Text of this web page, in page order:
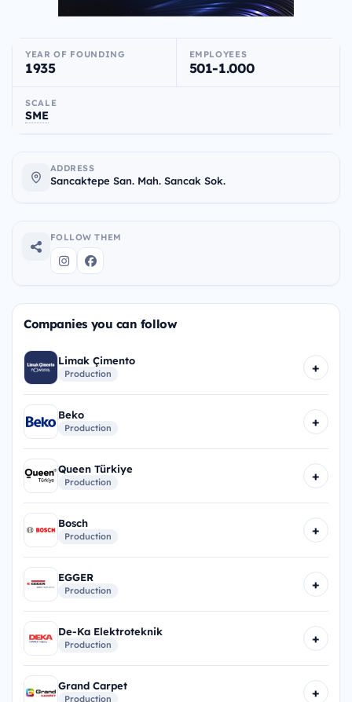
YEAR OF FOUNDING
1935
EMPLOYEES
501-1.000
SCALE
SME
ADDRESS
Sancaktepe San. Mah. Sancak Sok.
FOLLOW THEM
Companies you can follow
Limak Çimento
Production +
Beko
Production +
Queen Türkiye
Production +
Bosch
Production +
EGGER
Production +
De-Ka Elektroteknik
Production +
Grand Carpet
Production +